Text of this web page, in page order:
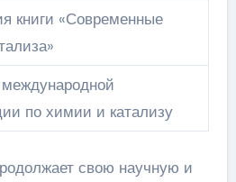
книги «Современные
по химии и катализу
свою научную и